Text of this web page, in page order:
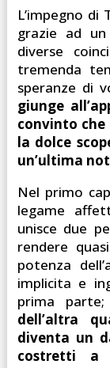
L’impegno di
grazie ad
diverse
tremenda
speranze di
giunge
convinto
la dolce
un’ultima
Nel primo
legame
unisce due
rendere
potenza
implicita e
prima parte;
dell’altra
diventa un
costretti